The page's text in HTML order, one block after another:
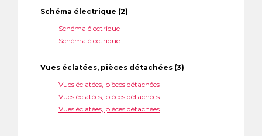
Schéma électrique (2)
Schéma électrique
Schéma électrique
Vues éclatées, pièces détachées (3)
Vues éclatées, pièces détachées
Vues éclatées, pièces détachées
Vues éclatées, pièces détachées